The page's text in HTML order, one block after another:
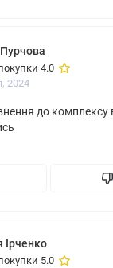
4.0
2024
до комплексу
Ірченко
5.0